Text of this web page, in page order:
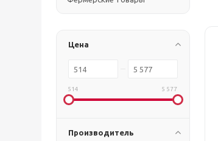
Цена
514 5 577
Производитель